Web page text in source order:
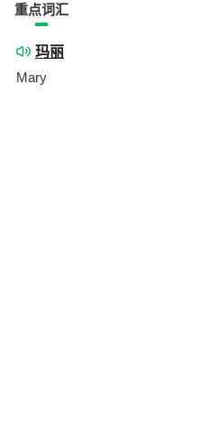
重点词汇
玛丽
Mary